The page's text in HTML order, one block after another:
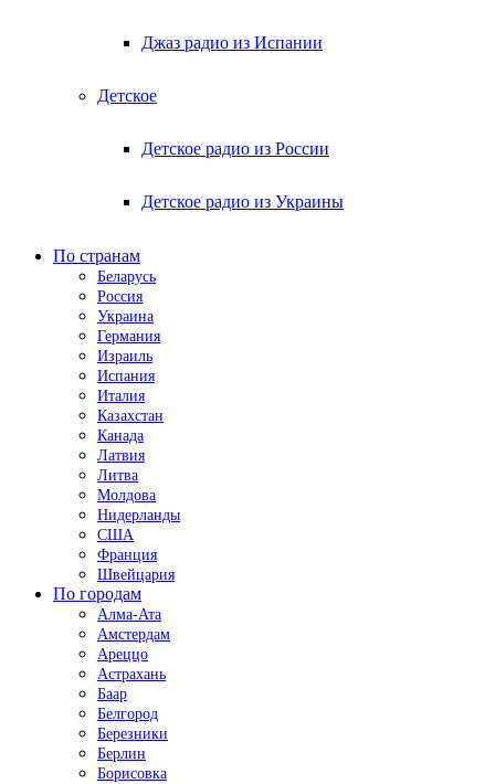
Джаз радио из Испании
Детское
Детское радио из России
Детское радио из Украины
По странам
Беларусь
Россия
Украина
Германия
Израиль
Испания
Италия
Казахстан
Канада
Латвия
Литва
Молдова
Нидерланды
США
Франция
Швейцария
По городам
Алма-Ата
Амстердам
Ареццо
Астрахань
Баар
Белгород
Березники
Берлин
Борисовка